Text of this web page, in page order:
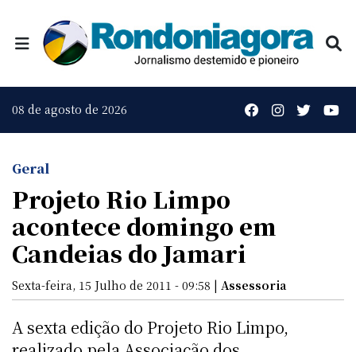
08 de agosto de 2026
Geral
Projeto Rio Limpo
acontece domingo em
Candeias do Jamari
Sexta-feira, 15 Julho de 2011 - 09:58 | Assessoria
A sexta edição do Projeto Rio Limpo,